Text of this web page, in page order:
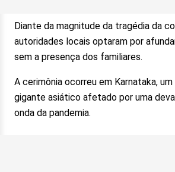
Diante da magnitude da tragédia da
autoridades locais optaram por
sem a presença dos familiares.
A cerimônia ocorreu em Karnataka,
gigante asiático afetado por uma
onda da pandemia.